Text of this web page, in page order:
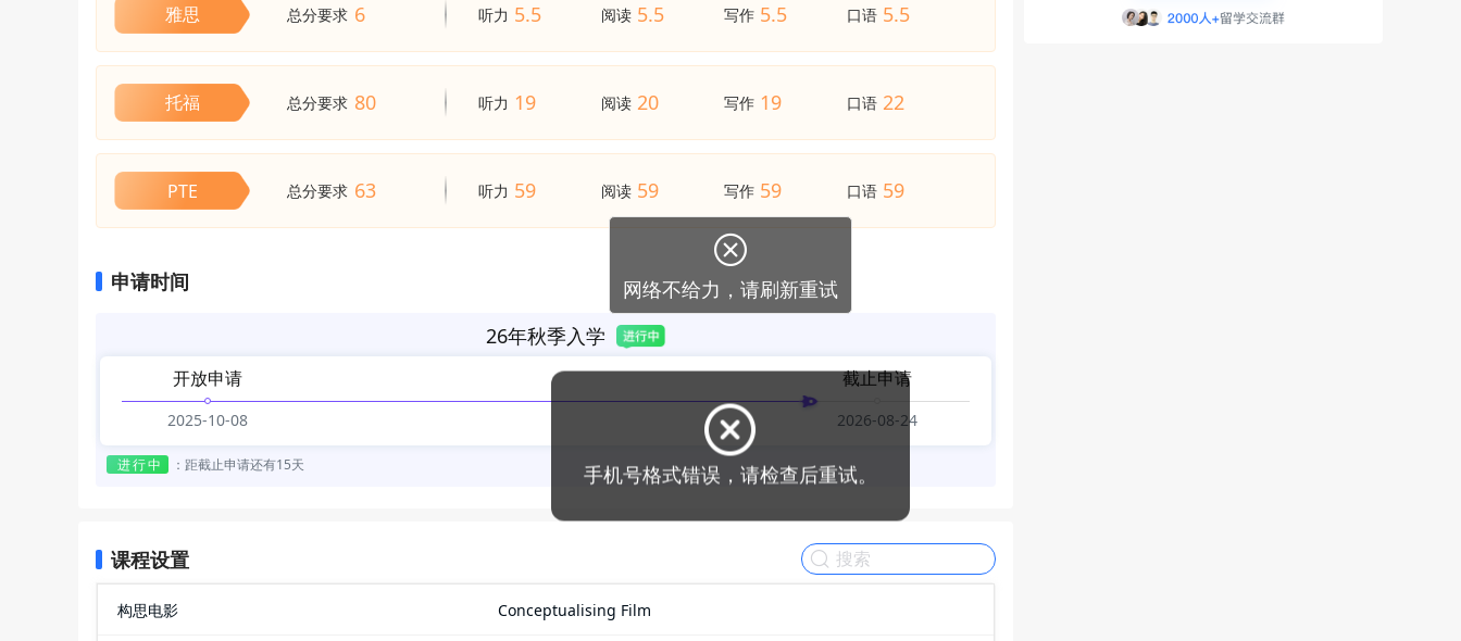
雅思 总分要求 6 听力 5.5 阅读 5.5 写作 5.5 口语 5.5
托福 总分要求 80 听力 19 阅读 20 写作 19 口语 22
PTE 总分要求 63 听力 59 阅读 59 写作 59 口语 59
申请时间
26年秋季入学
开放申请
2025-10-08
截止申请
2026-08-24
进行中 ： 距截止申请还有15天
课程设置
构思电影 Conceptualising Film
手机号格式错误，请检查后重试。